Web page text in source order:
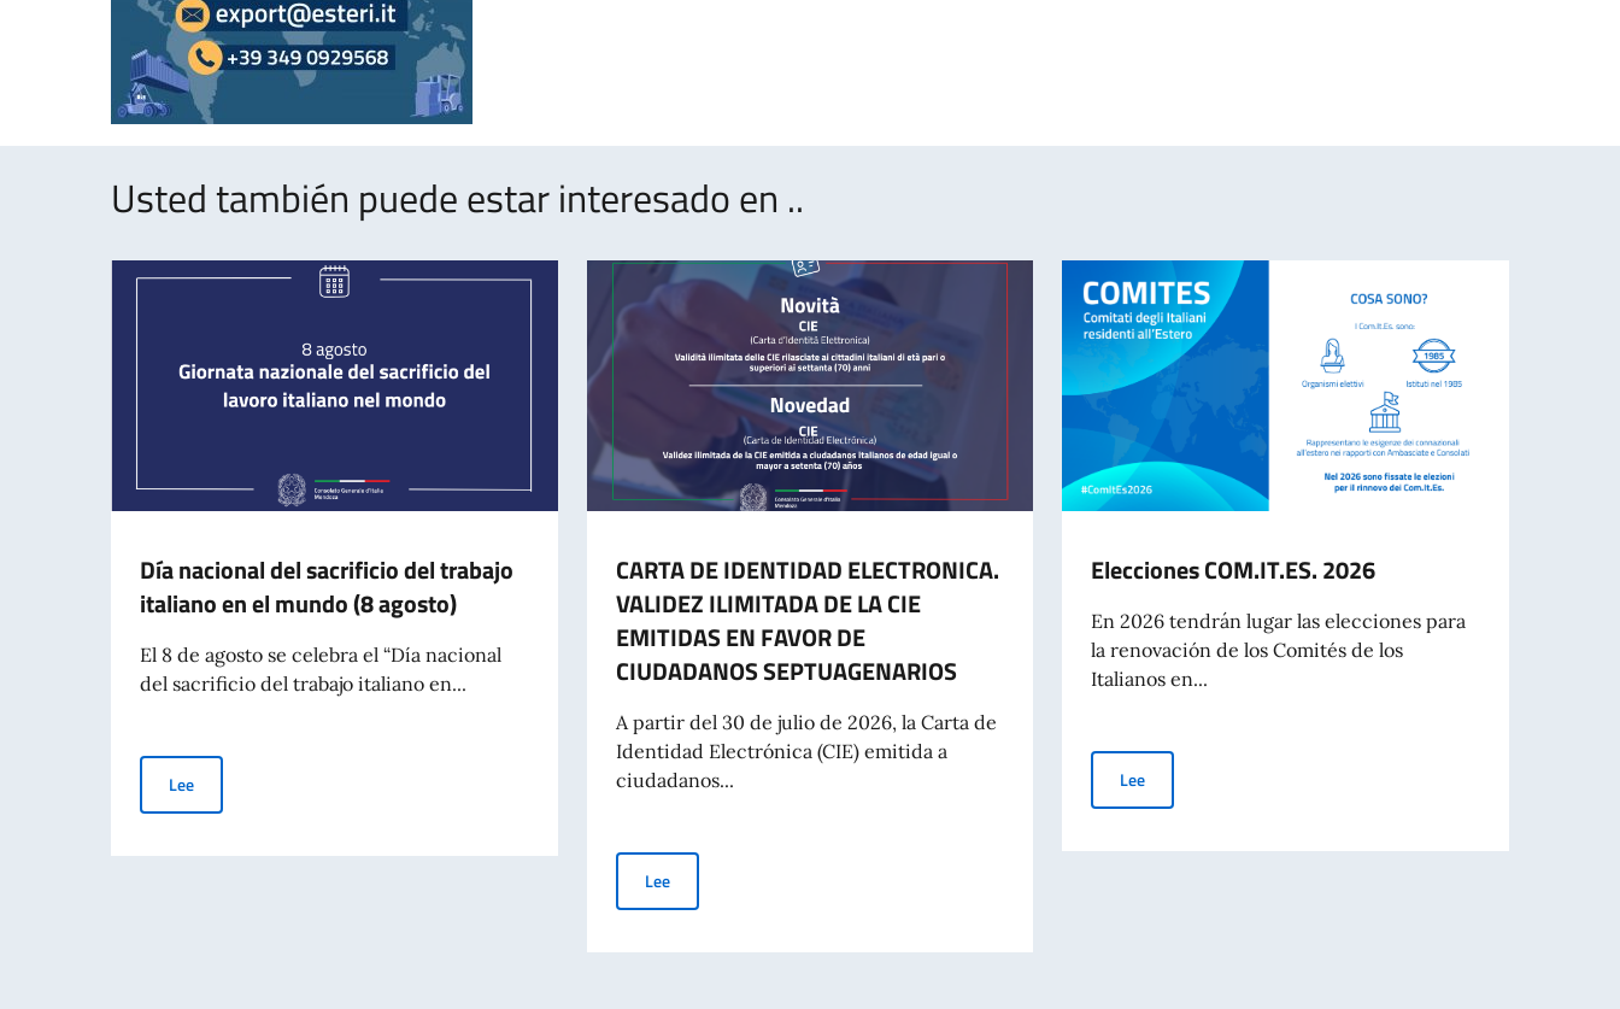
Usted también puede estar interesado en ..
Día nacional del sacrificio del trabajo
italiano en el mundo (8 agosto)
El 8 de agosto se celebra el “Día nacional
del sacrificio del trabajo italiano en...
LeeDía nacional del sacrificio del trabajo italiano en el mundo (8 agosto)
CARTA DE IDENTIDAD ELECTRONICA.
VALIDEZ ILIMITADA DE LA CIE
EMITIDAS EN FAVOR DE
CIUDADANOS SEPTUAGENARIOS
A partir del 30 de julio de 2026, la Carta de
Identidad Electrónica (CIE) emitida a
ciudadanos...
LeeCARTA DE IDENTIDAD ELECTRONICA. VALIDEZ ILIMITADA DE LA CIE EMITIDAS EN FAVOR DE CIUDADANOS SEPTUAGENARIOS
Elecciones COM.IT.ES. 2026
En 2026 tendrán lugar las elecciones para
la renovación de los Comités de los
Italianos en...
LeeElecciones COM.IT.ES. 2026